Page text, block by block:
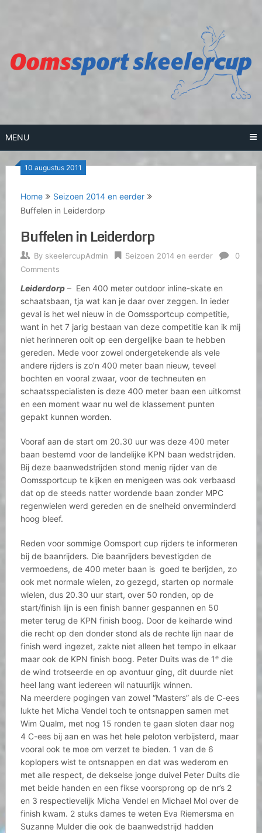
MENU
10 augustus 2011
Home
Seizoen 2014 en eerder
Buffelen in Leiderdorp
Buffelen in Leiderdorp
By skeelercupAdmin Seizoen 2014 en eerder
0
Comments
Leiderdorp– Een 400 meter outdoor inline-skate en
schaatsbaan, tja wat kan je daar over zeggen. In ieder
geval is het wel nieuw in de Oomssportcup competitie,
want in het 7 jarig bestaan van deze competitie kan ik mij
niet herinneren ooit op een dergelijke baan te hebben
gereden. Mede voor zowel ondergetekende als vele
andere rijders is zo’n 400 meter baan nieuw, teveel
bochten en vooral zwaar, voor de techneuten en
schaatsspecialisten is deze 400 meter baan een uitkomst
en een moment waar nu wel de klassement punten
gepakt kunnen worden.
Vooraf aan de start om 20.30 uur was deze 400 meter
baan bestemd voor de landelijke KPN baan wedstrijden.
Bij deze baanwedstrijden stond menig rijder van de
Oomssportcup te kijken en menigeen was ook verbaasd
dat op de steeds natter wordende baan zonder MPC
regenwielen werd gereden en de snelheid onverminderd
hoog bleef.
Reden voor sommige Oomsport cup rijders te informeren
bij de baanrijders. Die baanrijders bevestigden de
vermoedens, de 400 meter baan is goed te berijden, zo
ook met normale wielen, zo gezegd, starten op normale
wielen, dus 20.30 uur start, over 50 ronden, op de
start/finish lijn is een finish banner gespannen en 50
meter terug de KPN finish boog. Door de keiharde wind
die recht op den donder stond als de rechte lijn naar de
finish werd ingezet, zakte niet alleen het tempo in elkaar
maar ook de KPN finish boog. Peter Duits was de 1edie
de wind trotseerde en op avontuur ging, dit duurde niet
heel lang want iedereen wil natuurlijk winnen.
Na meerdere pogingen van zowel “Masters” als de C-ees
lukte het Micha Vendel toch te ontsnappen samen met
Wim Qualm, met nog 15 ronden te gaan sloten daar nog
4 C-ees bij aan en was het hele peloton verbijsterd, maar
vooral ook te moe om verzet te bieden. 1 van de 6
koplopers wist te ontsnappen en dat was wederom en
met alle respect, de dekselse jonge duivel Peter Duits die
met beide handen en een fikse voorsprong op de nr’s 2
en 3 respectievelijk Micha Vendel en Michael Mol over de
finish kwam. 2 stuks dames te weten Eva Riemersma en
Suzanne Mulder die ook de baanwedstrijd hadden